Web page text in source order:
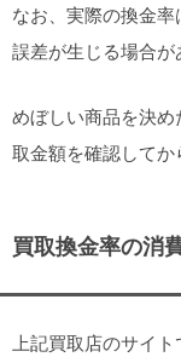
なお、実際の換金
誤差が生じる場合が
めぼしい商品を決
取金額を確認してか
買取換金率の消
上記買取店のサイ